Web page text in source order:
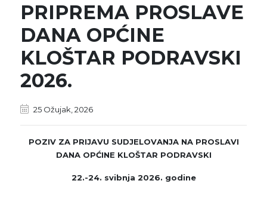
PRIPREMA PROSLAVE
DANA OPĆINE
KLOŠTAR PODRAVSKI
2026.
25 Ožujak, 2026
POZIV ZA PRIJAVU SUDJELOVANJA NA PROSLAVI
DANA OPĆINE KLOŠTAR PODRAVSKI
22.-24. svibnja 2026. godine